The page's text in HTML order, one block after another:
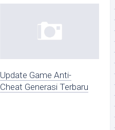
Update Game Anti-
Cheat Generasi Terbaru